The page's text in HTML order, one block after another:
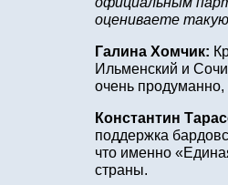
оцениваете
Галина Хомчик:
Ильменский и
очень продуманно,
Константин
поддержка
что именно
страны.